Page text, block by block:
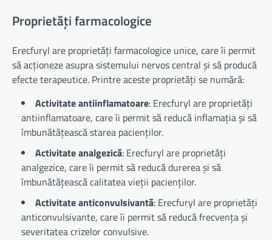
Proprietăți farmacologice
Erecfuryl are proprietăți farmacologice unice, care îi permit
să acționeze asupra sistemului nervos central și să producă
efecte terapeutice. Printre aceste proprietăți se numără:
Activitate antiinflamatoare: Erecfuryl are proprietăți
antiinflamatoare, care îi permit să reducă inflamația și să
îmbunătățească starea pacienților.
Activitate analgezică: Erecfuryl are proprietăți
analgezice, care îi permit să reducă durerea și să
îmbunătățească calitatea vieții pacienților.
Activitate anticonvulsivantă: Erecfuryl are proprietăți
anticonvulsivante, care îi permit să reducă frecvența și
severitatea crizelor convulsive.